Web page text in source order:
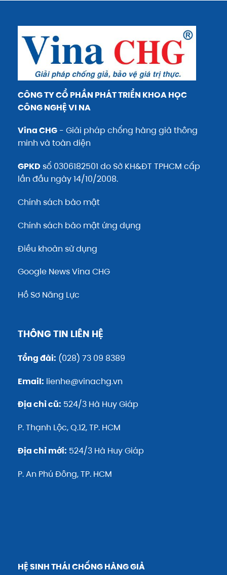
CÔNG TY CỔ PHẦN PHÁT TRIỂN KHOA HỌC
CÔNG NGHỆ VI NA
Vina CHG - Giải pháp chống hàng giả thông
minh và toàn diện
GPKD số 0306182501 do Sở KH&ĐT TPHCM cấp
lần đầu ngày 14/10/2008.
Chính sách bảo mật
Chính sách bảo mật ứng dụng
Điều khoản sử dụng
Google News Vina CHG
Hồ Sơ Năng Lực
THÔNG TIN LIÊN HỆ
Tổng đài: (028) 73 09 8389
Email: lienhe@vinachg.vn
Địa chỉ cũ: 524/3 Hà Huy Giáp
P. Thạnh Lộc, Q.12, TP. HCM
Địa chỉ mới: 524/3 Hà Huy Giáp
P. An Phú Đông, TP. HCM
HỆ SINH THÁI CHỐNG HÀNG GIẢ